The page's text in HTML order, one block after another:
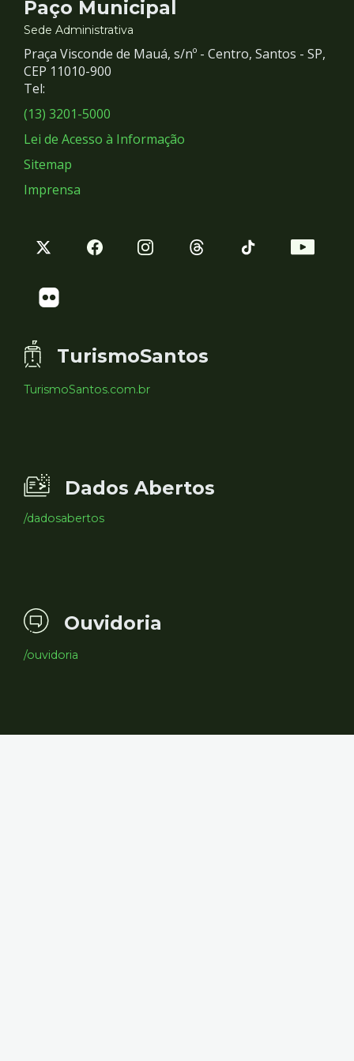
e
Redes
Sociais
Paço Municipal
Sede Administrativa
Praça Visconde de Mauá, s/nº - Centro, Santos - SP,
CEP 11010-900
Tel:
(13) 3201-5000
Lei de Acesso à Informação
Sitemap
Imprensa
TurismoSantos
TurismoSantos.com.br
Dados Abertos
/dadosabertos
Ouvidoria
/ouvidoria